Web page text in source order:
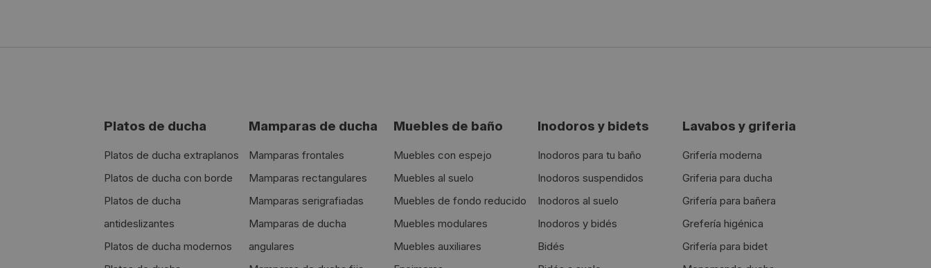
Platos de ducha
Platos de ducha extraplanos
Platos de ducha con borde
Platos de ducha
antideslizantes
Platos de ducha modernos
Mamparas de ducha
Mamparas frontales
Mamparas rectangulares
Mamparas serigrafiadas
Mamparas de ducha
angulares
Muebles de baño
Muebles con espejo
Muebles al suelo
Muebles de fondo reducido
Muebles modulares
Muebles auxiliares
Inodoros y bidets
Inodoros para tu baño
Inodoros suspendidos
Inodoros al suelo
Inodoros y bidés
Bidés
Lavabos y griferia
Grifería moderna
Griferia para ducha
Grifería para bañera
Grefería higénica
Grifería para bidet